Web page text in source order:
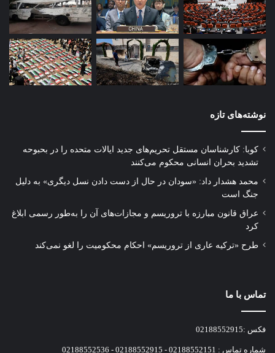
نوشته‌های تازه
کوبا: کارشناسان مستقل تحریم‌های جدید ایالات متحده را در بحبوحه
تشدید بحران انسانی محکوم می‌کنند
محمد هشدار داد: «سودان در حال از دست دادن نسل دیگری» به دلیل
جنگ است
عراق قانون مبارزه با تروریسم و مجازات‌های آن را به‌طور رسمی ابلاغ
کرد
طرح «ترکیه عاری از تروریسم» احکام محکومیت را لغو نمی‌کند
تماس با ما
فکس :02188552915
شماره تماس : 02188552151 - 02188552915 - 02188552536